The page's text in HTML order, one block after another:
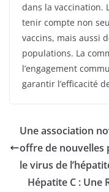
dans la vaccination.
tenir compte non
vaccins, mais aussi
populations. La
l’engagement
garantir l’efficacité
Une association
offre de nouvelles
le virus de
Hépatite C : Une